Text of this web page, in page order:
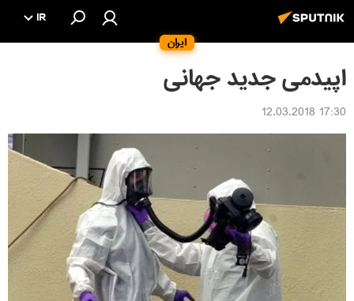
ایران
IR
اپیدمی جدید جهانی
17:30 12.03.2018